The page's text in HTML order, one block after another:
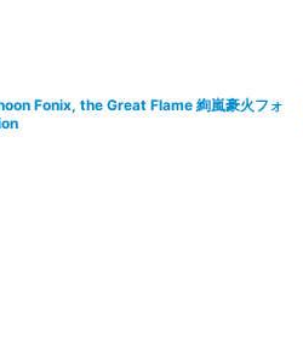
Fonix, the Great Flame 絢嵐豪火フォ